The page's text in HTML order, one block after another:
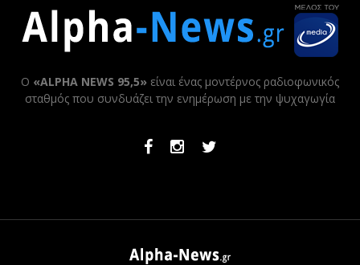
Ο «ALPHA NEWS 95,5» είναι ένας μοντέρνος ραδιοφωνικός
σταθμός που συνδυάζει την ενημέρωση με την ψυχαγωγία
FacebookInstagramTwitter